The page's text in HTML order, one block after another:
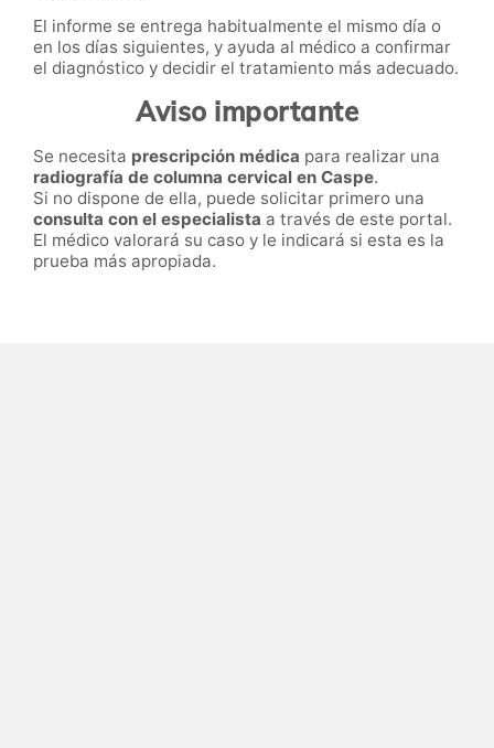
El informe se entrega habitualmente el mismo día o
en los días siguientes, y ayuda al médico a confirmar
el diagnóstico y decidir el tratamiento más adecuado.
Aviso importante
Se necesita prescripción médica para realizar una
radiografía de columna cervical en Caspe.
Si no dispone de ella, puede solicitar primero una
consulta con el especialista a través de este portal.
El médico valorará su caso y le indicará si esta es la
prueba más apropiada.